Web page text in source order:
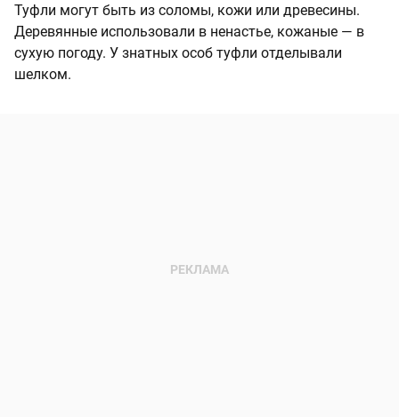
Туфли могут быть из соломы, кожи или древесины.
Деревянные использовали в ненастье, кожа­ные — в
сухую погоду. У знатных особ туфли отделывали
шелком.